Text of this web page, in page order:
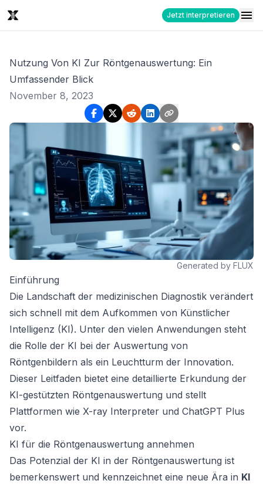
Jetzt interpretieren
Nutzung Von KI Zur Röntgenauswertung: Ein
Umfassender Blick
November 8, 2023
Generated by FLUX
Einführung
Die Landschaft der medizinischen Diagnostik verändert
sich schnell mit dem Aufkommen von Künstlicher
Intelligenz (KI). Unter den vielen Anwendungen steht
die Rolle der KI bei der Auswertung von
Röntgenbildern als ein Leuchtturm der Innovation.
Dieser Leitfaden bietet eine detaillierte Erkundung der
KI-gestützten Röntgenauswertung und stellt
Plattformen wie X-ray Interpreter und ChatGPT Plus
vor.
KI für die Röntgenauswertung annehmen
Das Potenzial der KI in der Röntgenauswertung ist
bemerkenswert und kennzeichnet eine neue Ära in KI